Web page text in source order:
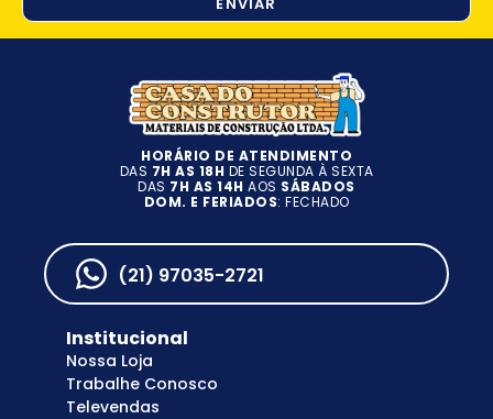
ENVIAR
HORÁRIO DE ATENDIMENTO
DAS 7H AS 18H DE SEGUNDA À SEXTA
DAS 7H AS 14H AOS SÁBADOS
DOM. E FERIADOS: FECHADO
(21) 97035-2721
Institucional
Nossa Loja
Trabalhe Conosco
Televendas